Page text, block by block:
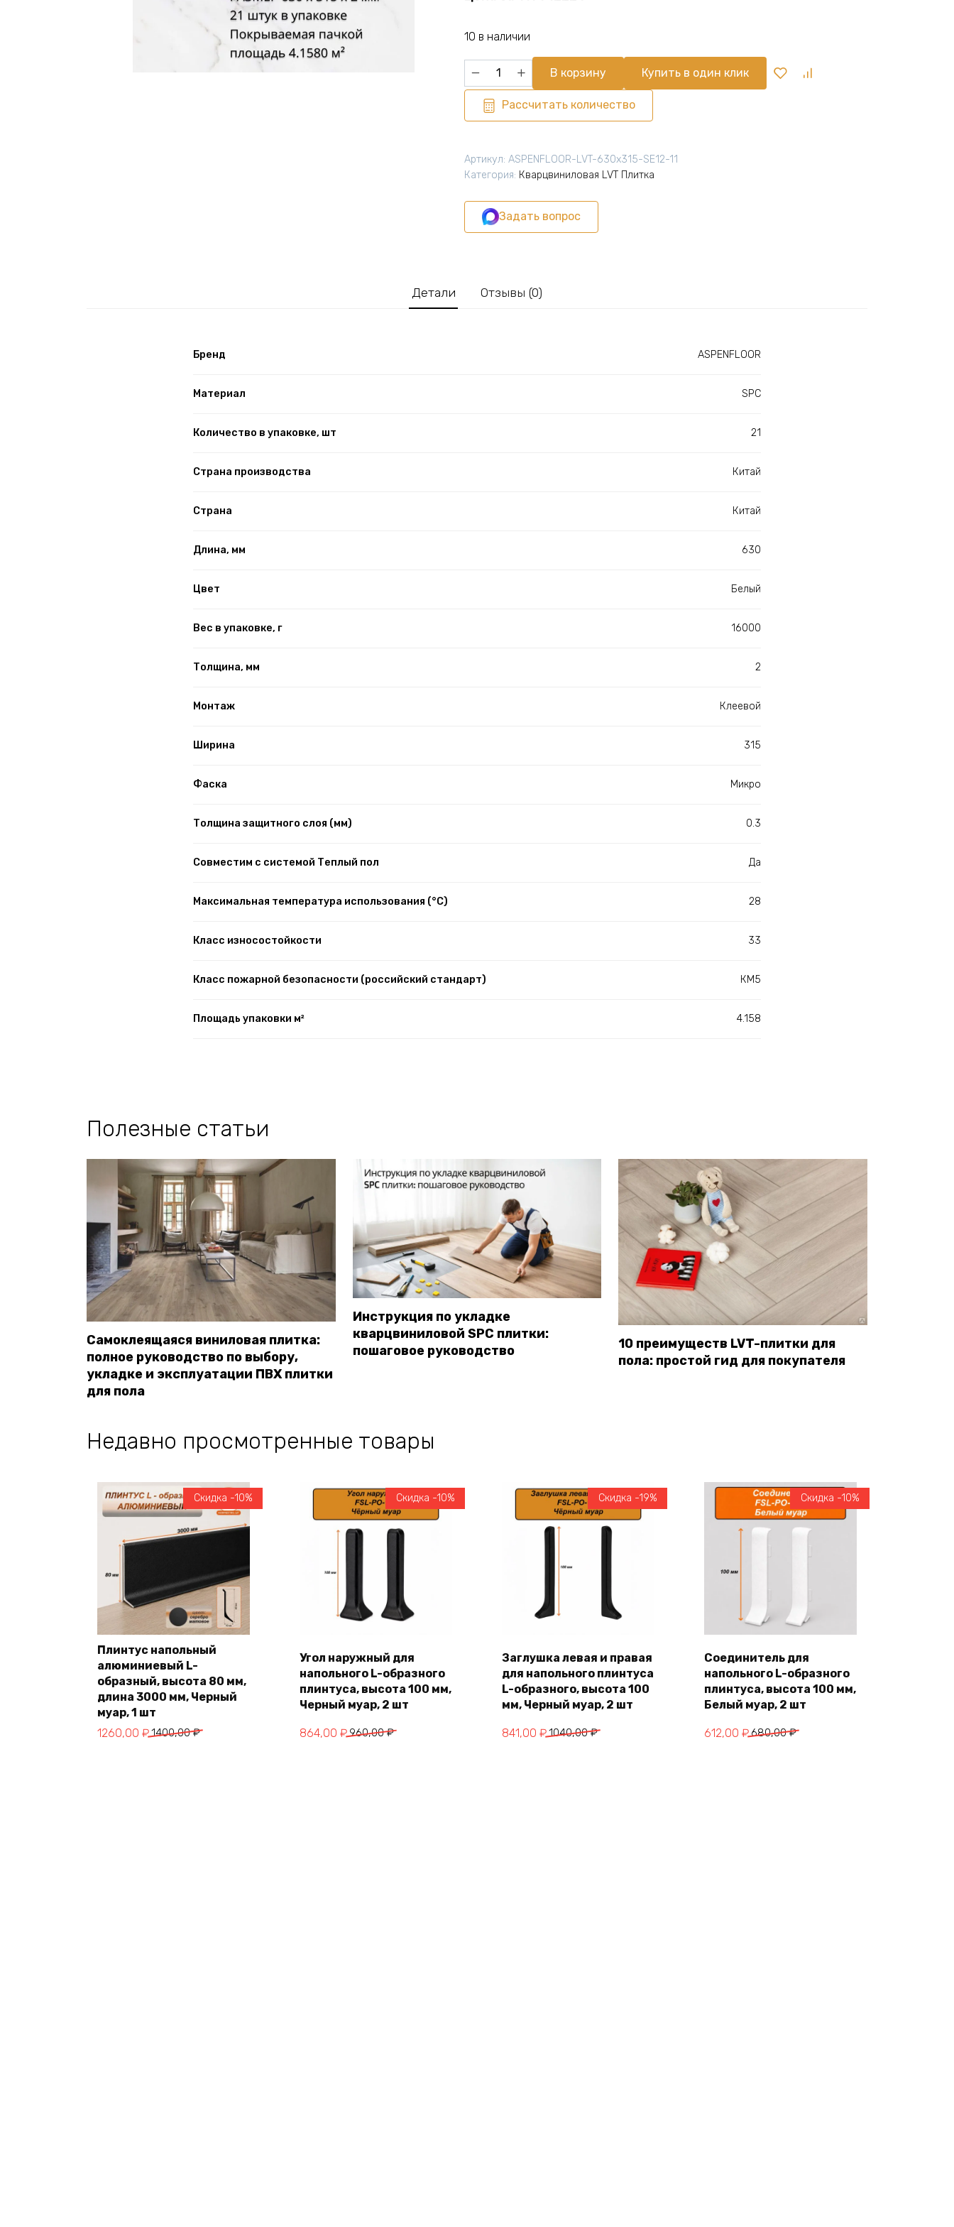
10 в наличии
Количество
товара
Виниловая
плитка
пола
ПВХ
мм,
шт
Тадж-
В корзину Купить в один клик
Рассчитать количество
Артикул: ASPENFLOOR-LVT-630х315-SE12-11
Категория: Кварцвиниловая LVT Плитка
Задать вопрос
Детали Отзывы (0)
Бренд ASPENFLOOR
Материал SPC
Количество в упаковке, шт 21
Страна производства Китай
Страна Китай
Длина, мм 630
Цвет Белый
Вес в упаковке, г 16000
Толщина, мм 2
Монтаж Клеевой
Ширина 315
Фаска Микро
Толщина защитного слоя (мм) 0.3
Совместим с системой Теплый пол Да
Максимальная температура использования (°C) 28
Класс износостойкости 33
Класс пожарной безопасности (российский стандарт) КМ5
Площадь упаковки м² 4.158
Полезные статьи
Самоклеящаяся виниловая плитка:
полное руководство по выбору,
укладке и эксплуатации ПВХ плитки
для пола
Инструкция по укладке
кварцвиниловой SPC плитки:
пошаговое руководство
10 преимуществ LVT-плитки для
пола: простой гид для покупателя
Недавно просмотренные товары
В корзину
Скидка -10%
Плинтус напольный
алюминиевый L-
образный, высота 80 мм,
длина 3000 мм, Черный
муар, 1 шт
1400,00₽
Первоначальная
1260,00 ₽
Текущая
В корзину
Скидка -10%
Угол наружный для
напольного L-образного
плинтуса, высота 100 мм,
Черный муар, 2 шт
960,00₽
Первоначальная
864,00 ₽
Текущая
В корзину
Скидка -19%
Заглушка левая и правая
для напольного плинтуса
L-образного, высота 100
мм, Черный муар, 2 шт
1040,00₽
Первоначальная
841,00 ₽
Текущая
В корзину
Скидка -10%
Соединитель для
напольного L-образного
плинтуса, высота 100 мм,
Белый муар, 2 шт
680,00₽
Первоначальная
612,00 ₽
Текущая